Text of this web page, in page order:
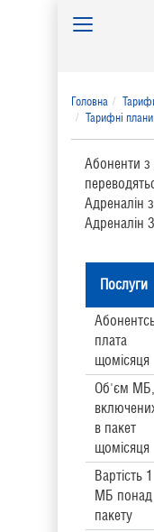
Toggle
Головна
Тарифні
Абоненти
Адреналін
Послуги
плата
щомісяця
Об'єм МБ,
в пакет
щомісяця
Вартість 1
МБ понад
пакету